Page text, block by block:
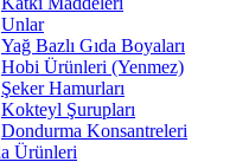
Unlar
Yağ Bazlı Gıda Boyaları
Hobi Ürünleri (Yenmez)
Şeker Hamurları
Kokteyl Şurupları
Dondurma Konsantreleri